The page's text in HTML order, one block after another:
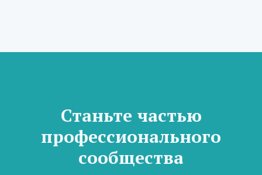
Станьте частью
профессионального
сообщества